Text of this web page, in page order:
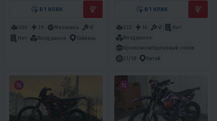
В 1 КЛИК
300 29 Механика
4T
Нет
Воздушное Тайвань
В 1 КЛИК
223 16 4T
Нет
Воздушное
Хромомолибденовый сплав
21/18
Китай